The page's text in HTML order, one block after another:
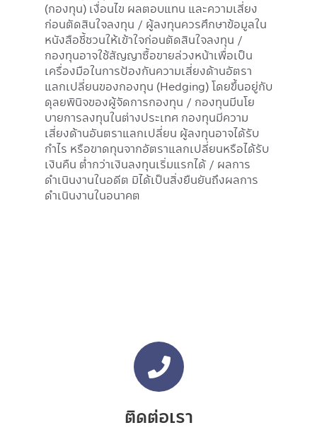
(กองทุน) เงื่อนไข ผลตอบแทน และความเสี่ยง
ก่อนตัดสินใจลงทุน / ผู้ลงทุนควรศึกษาข้อมูลใน
หนังสือชี้ชวนให้เข้าใจก่อนตัดสินใจลงทุน /
กองทุนอาจใช้สัญญาซื้อขายล่วงหน้าเพื่อเป็น
เครื่องมือในการป้องกันความเสี่ยงด้านอัตรา
แลกเปลี่ยนของกองทุน (Hedging) โดยขึ้นอยู่กับ
ดุลยพินิจของผู้จัดการกองทุน / กองทุนมีนโย
บายการลงทุนในต่างประเทศ กองทุนมีความ
เสี่ยงด้านอันตราแลกเปลี่ยน ผู้ลงทุนอาจได้รับ
กำไร หรือขาดทุนจากอัตราแลกเปลี่ยนหรือได้รับ
เงินคืน ต่ำกว่าเงินลงทุนเริ่มแรกได้ / ผลการ
ดำเนินงานในอดีต มิได้เป็นสิ่งยืนยันถึงผลการ
ดำเนินงานในอนาคต
ติดต่อเรา